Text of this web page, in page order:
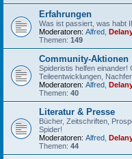
Erfahrungen
Was ist passiert, was habt
Moderatoren: Alfred
Themen: 149
Community-Aktionen
Spideristis helfen einander!
Teileentwicklungen,
Moderatoren: Alfred
Themen: 40
Literatur & Presse
Bücher, Zeitschriften,
Spider!
Moderatoren: Alfred
Themen: 44